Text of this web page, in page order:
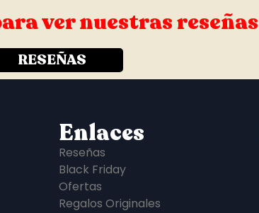
ver nuestras reseñas
RESEÑAS
Enlaces
Reseñas
Black Friday
Ofertas
Regalos Originales